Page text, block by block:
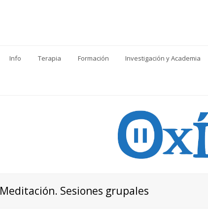
Info Terapia Formación Investigación y Academia
Meditación. Sesiones grupales